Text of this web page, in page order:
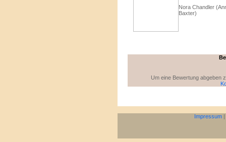
Nora Chandler
Baxter)
Um eine Bewertung abgeben
Impressum |